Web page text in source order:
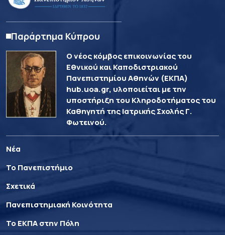
Παράρτημα Κύπρου
Ο νέος κόμβος επικοινωνίας του
Εθνικού και Καποδιστριακού
Πανεπιστημίου Αθηνών (ΕΚΠΑ)
hub.uoa.gr, υλοποιείται με την
υποστήριξη του Κληροδοτήματος του
Καθηγητή της Ιατρικής Σχολής Γ.
Φωτεινού.
Νέα
Το Πανεπιστήμιο
Σχετικά
Πανεπιστημιακή Κοινότητα
Το ΕΚΠΑ στην Πόλη